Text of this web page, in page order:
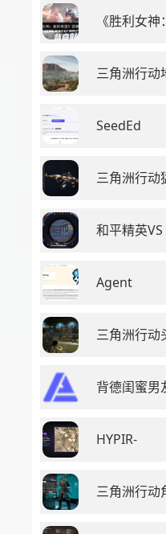
《胜利女神：
三角洲行动
SeedEd
三角洲行动
和平精英VS
Agent
三角洲行动
背德闺蜜男
HYPIR-
三角洲行动